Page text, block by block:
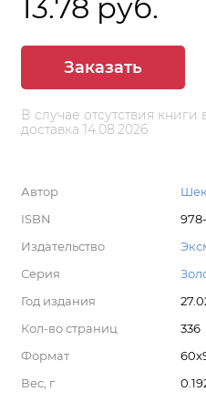
13.78 руб.
Заказать
В случае отсутствия книги
доставка 14.08.2026
Автор
ISBN
Издательство
Серия
Год издания
Кол-во страниц
336
Формат
Вес, г